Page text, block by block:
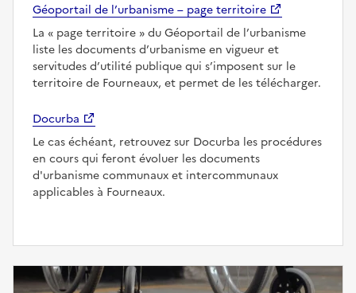
Géoportail de l’urbanisme – page territoire
La
page territoire
du Géoportail de l’urbanisme
liste les documents d’urbanisme en vigueur et
servitudes d’utilité publique qui s’imposent sur le
territoire de Fourneaux, et permet de les télécharger.
Docurba
Le cas échéant, retrouvez sur Docurba les procédures
en cours qui feront évoluer les documents
d'urbanisme communaux et intercommunaux
applicables à Fourneaux.